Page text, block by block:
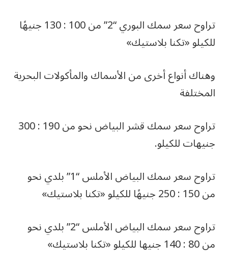
تراوح سعر سمك البوري “2” من 100 : 130 جنيهًا
للكيلو «تكنا بلاستيك»
وهناك أنواع أخرى من الأسماك والمأكولات البحرية
المختلفة
تراوح سعر سمك قشر البياض نحو من 190 : 300
جنيهات للكيلو.
تراوح سعر سمك البياض الأملس “1” بلدي نحو
من 150 : 250 جنيهًا للكيلو «تكنا بلاستيك»
تراوح سعر سمك البياض الأملس “2” بلدي نحو
من 80 : 140 جنيها للكيلو «تكنا بلاستيك»